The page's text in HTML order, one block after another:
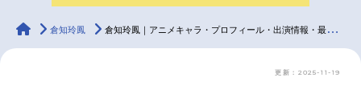
ラジオ グッズ
animateTimes
倉知玲鳳 倉知玲鳳｜アニメキャラ・プロフィール・出演情報・最新情報まとめ
更新：2025-11-19